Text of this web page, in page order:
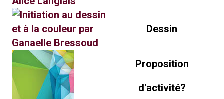
Dessin
Proposition
d'activité?